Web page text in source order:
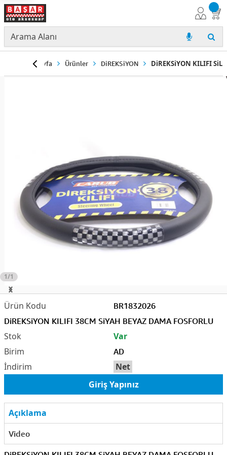
Anasayfa Ürünler DiREKSiYON DiREKSiYON KILIFI
1/1
BR1832026
DiREKSiYON KILIFI 38CM SiYAH BEYAZ DAMA FOSFORLU
AD
Net
Var
Giriş Yapınız
Açıklama
Video